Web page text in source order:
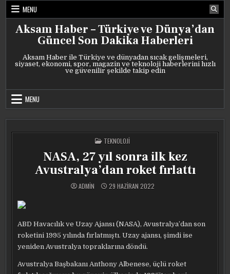
Skip
content
MENU
Aksam Haber – Türkiye ve Dünya’dan
Güncel Son Dakika Haberleri
Aksam Haber ile Türkiye ve dünyadan sıcak gelişmeleri,
siyaset, ekonomi, spor, magazin ve teknoloji haberlerini hızlı
ve güvenilir şekilde takip edin
MENU
POSTED
IN
TEKNOLOJI
NASA, 27 yıl sonra ilk kez
Avustralya’dan roket fırlattı
ADMIN 29 HAZIRAN 2022
ABD Havacılık ve Uzay Ajansı (NASA), Avustralya’dan son
roketini 1995 yılında fırlatmıştı. Uzay ajansı, şimdi ise
yeniden Avustralya topraklarına döndü.
Avustralya Başbakanı Anthony Albenese, üçlü roket